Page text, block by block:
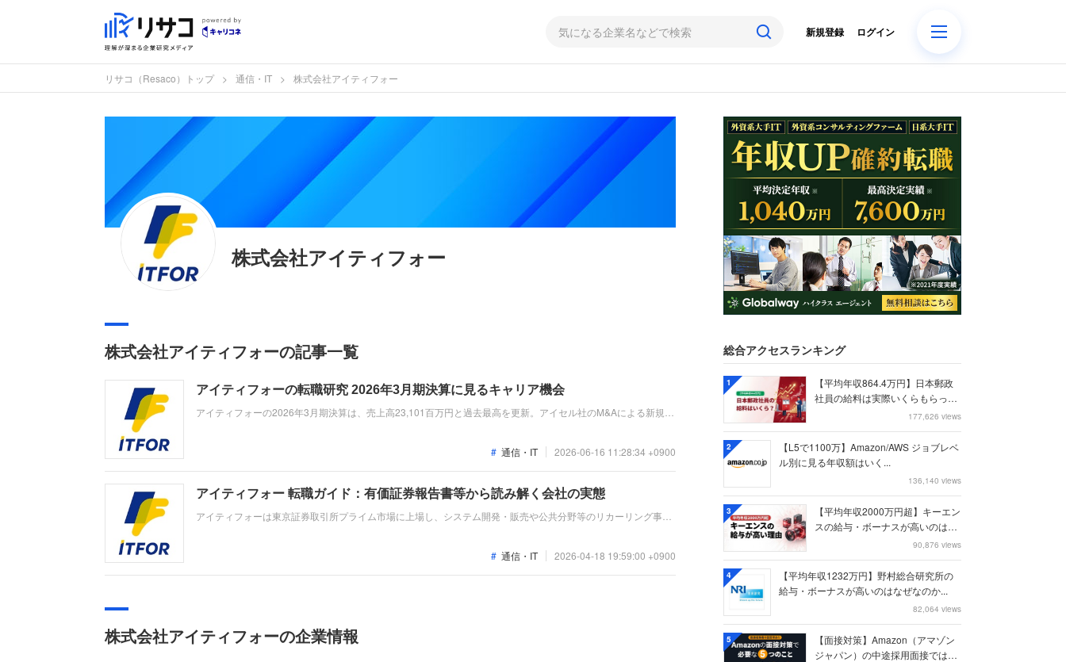
ログイン
新規登録
リサコ（Resaco）トップ 通信・IT 株式会社アイティフォー
株式会社アイティフォー
株式会社アイティフォーの記事一覧
アイティフォーの転職研究 2026年3月期決算に見るキャリア機会
アイティフォーの2026年3月期決算は、売上高23,101百万円と過去最高を更新。アイセル社のM&Aによる新規売
通信・IT 2026-06-16 11:28:34 +0900
アイティフォー 転職ガイド：有価証券報告書等から読み解く会社の実態
アイティフォーは東京証券取引所プライム市場に上場し、システム開発・販売や公共分野等のリカーリング事業
通信・IT 2026-04-18 19:59:00 +0900
株式会社アイティフォーの企業情報
総合アクセスランキング
1
【平均年収864.4万円】日本郵政
社員の給料は実際いくらもらって
177,626 views
2
【L5で1100万】Amazon/AWS ジョブレベ
ル別に見る年収額はいく...
136,140 views
3
【平均年収2000万円超】キーエン
スの給与・ボーナスが高いのはな
90,876 views
4
【平均年収1232万円】野村総合研究所の
給与・ボーナスが高いのはなぜなのか...
82,064 views
5
【面接対策】Amazon（アマゾン
ジャパン）の中途採用面接では何